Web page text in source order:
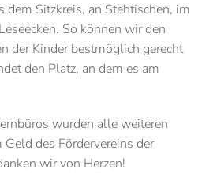
dem Sitzkreis, an Stehtischen, im
So können wir den
der Kinder bestmöglich gerecht
den Platz, an dem es am
wurden alle weiteren
des Fördervereins der
wir von Herzen!